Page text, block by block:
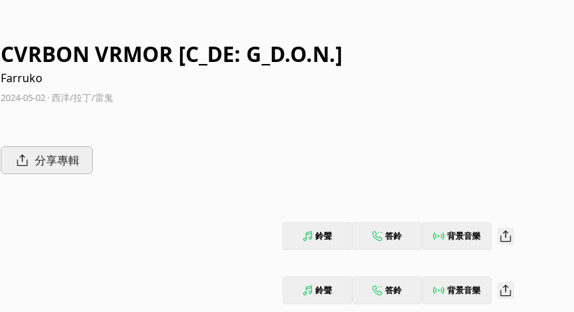
CVRBON VRMOR [C_DE: G_D.O.N.]
Farruko
2024-05-02 · 西洋/拉丁/雷鬼
分享專輯
鈴聲 答鈴 背景音樂
鈴聲 答鈴 背景音樂